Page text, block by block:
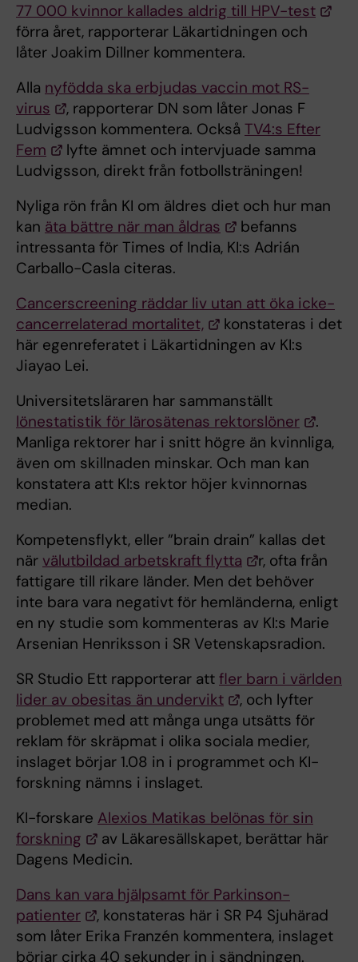
77 000 kvinnor kallades aldrig till HPV-test
förra året, rapporterar Läkartidningen och
låter Joakim Dillner kommentera.
Alla nyfödda ska erbjudas vaccin mot RS-
virus
, rapporterar DN som låter Jonas F
Ludvigsson kommentera. Också TV4:s Efter
Fem
lyfte ämnet och intervjuade samma
Ludvigsson, direkt från fotbollsträningen!
Nyliga rön från KI om äldres diet och hur man
kan äta bättre när man åldras
befanns
intressanta för Times of India, KI:s Adrián
Carballo-Casla citeras.
Cancerscreening räddar liv utan att öka icke-
cancerrelaterad mortalitet,
konstateras i det
här egenreferatet i Läkartidningen av KI:s
Jiayao Lei.
Universitetsläraren har sammanställt
lönestatistik för lärosätenas rektorslöner
.
Manliga rektorer har i snitt högre än kvinnliga,
även om skillnaden minskar. Och man kan
konstatera att KI:s rektor höjer kvinnornas
median.
Kompetensflykt, eller ”brain drain” kallas det
när välutbildad arbetskraft flytta
r, ofta från
fattigare till rikare länder. Men det behöver
inte bara vara negativt för hemländerna, enligt
en ny studie som kommenteras av KI:s Marie
Arsenian Henriksson i SR Vetenskapsradion.
SR Studio Ett rapporterar att fler barn i världen
lider av obesitas än undervikt
, och lyfter
problemet med att många unga utsätts för
reklam för skräpmat i olika sociala medier,
inslaget börjar 1.08 in i programmet och KI-
forskning nämns i inslaget.
KI-forskare Alexios Matikas belönas för sin
forskning
av Läkaresällskapet, berättar här
Dagens Medicin.
Dans kan vara hjälpsamt för Parkinson-
patienter
, konstateras här i SR P4 Sjuhärad
som låter Erika Franzén kommentera, inslaget
börjar cirka 40 sekunder in i sändningen.